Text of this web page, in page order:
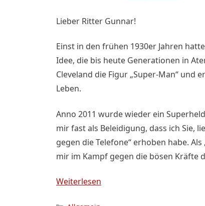
Lieber Ritter Gunnar!
Einst in den frühen 1930er Jahren
Idee, die bis heute Generationen in
Cleveland die Figur „Super-Man“ und
Leben.
Anno 2011 wurde wieder ein
mir fast als Beleidigung, dass ich Sie,
gegen die Telefone“ erhoben habe.
mir im Kampf gegen die bösen Kräfte
Weiterlesen